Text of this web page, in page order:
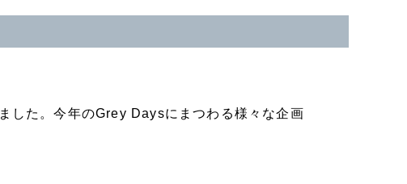
した。今年のGrey Daysにまつわる様々な企画